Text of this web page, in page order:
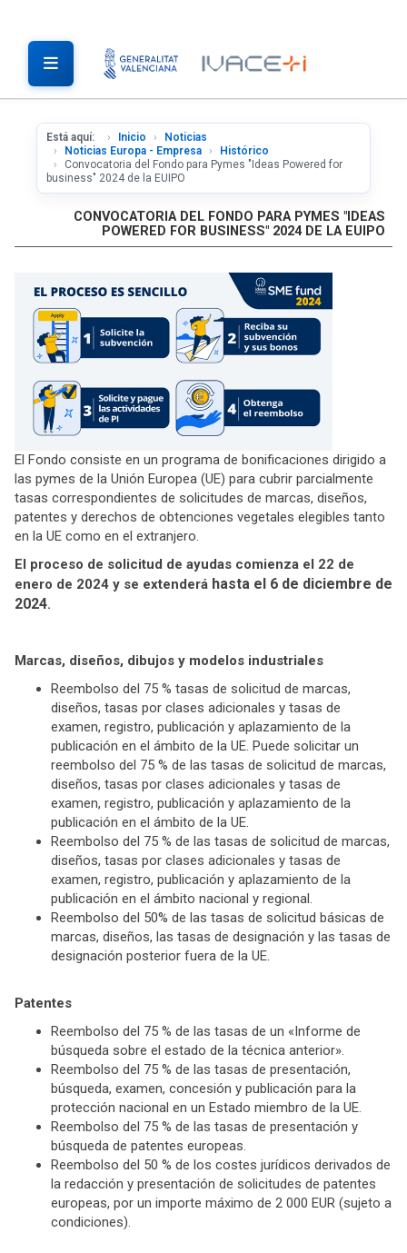
Está aquí: Inicio
Noticias
Noticias Europa - Empresa
Histórico
Convocatoria del Fondo para Pymes "Ideas Powered for
business" 2024 de la EUIPO
CONVOCATORIA DEL FONDO PARA PYMES "IDEAS
POWERED FOR BUSINESS" 2024 DE LA EUIPO
El Fondo consiste en un programa de bonificaciones dirigido a
las pymes de la Unión Europea (UE) para cubrir parcialmente
tasas correspondientes de solicitudes de marcas, diseños,
patentes y derechos de obtenciones vegetales elegibles tanto
en la UE como en el extranjero.
El proceso de solicitud de ayudas comienza el 22 de
enero de 2024 y se extenderá hasta el 6 de diciembre de
2024.
Marcas, diseños, dibujos y modelos industriales
Reembolso del 75 % tasas de solicitud de marcas,
diseños, tasas por clases adicionales y tasas de
examen, registro, publicación y aplazamiento de la
publicación en el ámbito de la UE. Puede solicitar un
reembolso del 75 % de las tasas de solicitud de marcas,
diseños, tasas por clases adicionales y tasas de
examen, registro, publicación y aplazamiento de la
publicación en el ámbito de la UE.
Reembolso del 75 % de las tasas de solicitud de marcas,
diseños, tasas por clases adicionales y tasas de
examen, registro, publicación y aplazamiento de la
publicación en el ámbito nacional y regional.
Reembolso del 50% de las tasas de solicitud básicas de
marcas, diseños, las tasas de designación y las tasas de
designación posterior fuera de la UE.
Patentes
Reembolso del 75 % de las tasas de un «Informe de
búsqueda sobre el estado de la técnica anterior».
Reembolso del 75 % de las tasas de presentación,
búsqueda, examen, concesión y publicación para la
protección nacional en un Estado miembro de la UE.
Reembolso del 75 % de las tasas de presentación y
búsqueda de patentes europeas.
Reembolso del 50 % de los costes jurídicos derivados de
la redacción y presentación de solicitudes de patentes
europeas, por un importe máximo de 2 000 EUR (sujeto a
condiciones).